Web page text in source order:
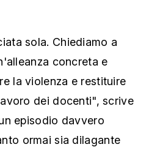
sola. Chiediamo a
concreta e
la violenza e restituire
dei docenti", scrive
episodio davvero
ormai sia dilagante